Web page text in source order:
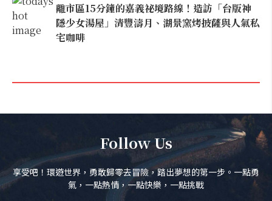
離市區15分鐘的嘉義祕境路線！造訪「台版神
隱少女湯屋」清豐濤月、湖景窯烤披薩與人氣私
宅咖啡
Follow Us
享受吧！環遊世界，勇敢歸零去冒險，踏出夢想的第一步。一點勇
氣，一點熱情，一點快樂，一點挑戰